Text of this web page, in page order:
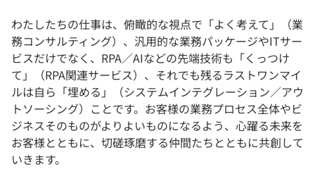
わたしたちの仕事は、俯瞰的な視点で「よく考えて」（業
務コンサルティング）、汎用的な業務パッケージやITサー
ビスだけでなく、RPA／AIなどの先端技術も「くっつけ
て」（RPA関連サービス）、それでも残るラストワンマイ
ルは自ら「埋める」（システムインテグレーション／アウ
トソーシング）ことです。お客様の業務プロセス全体やビ
ジネスそのものがよりよいものになるよう、心躍る未来を
お客様とともに、切磋琢磨する仲間たちとともに共創して
いきます。